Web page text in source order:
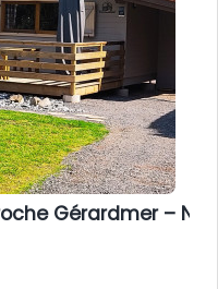
Gérardmer –